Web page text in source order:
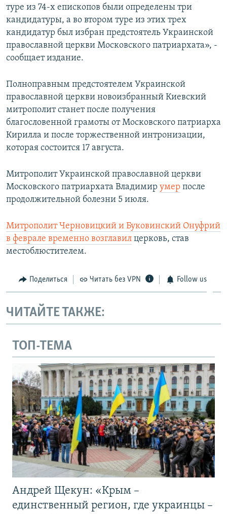
туре из 74-х епископов были определены три
кандидатуры, а во втором туре из этих трех
кандидатур был избран предстоятель Украинской
православной церкви Московского патриархата», -
сообщает издание.
Полноправным предстоятелем Украинской
православной церкви новоизбранный Киевский
митрополит станет после получения
благословенной грамоты от Московского патриарха
Кирилла и после торжественной интронизации,
которая состоится 17 августа.
Митрополит Украинской православной церкви
Московского патриархата Владимир умер после
продолжительной болезни 5 июля.
Митрополит Черновицкий и Буковинский Онуфрий
в феврале временно возглавил церковь, став
местоблюстителем.
Поделиться Читать без VPN Follow us
ЧИТАЙТЕ ТАКЖЕ:
ТОП-ТЕМА
Андрей Щекун: «Крым –
единственный регион, где украинцы –